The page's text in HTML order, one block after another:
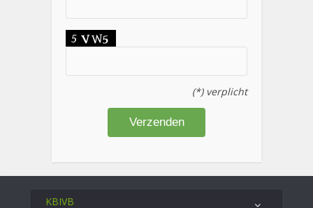
(*) verplicht
KBIVB